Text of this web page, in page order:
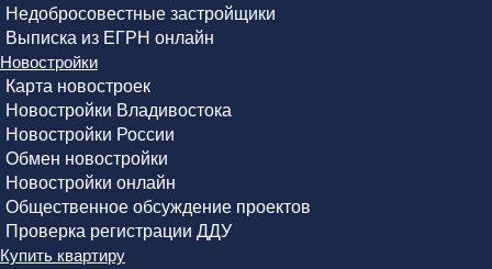
Недобросовестные застройщики
Выписка из ЕГРН онлайн
Новостройки
Карта новостроек
Новостройки Владивостока
Новостройки России
Обмен новостройки
Новостройки онлайн
Общественное обсуждение проектов
Проверка регистрации ДДУ
Купить квартиру